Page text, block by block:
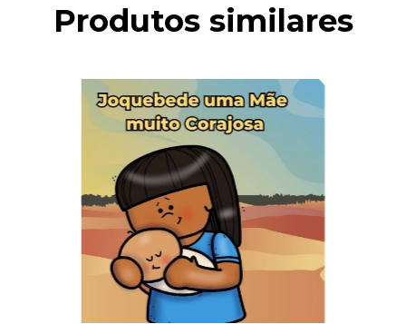
Produtos similares